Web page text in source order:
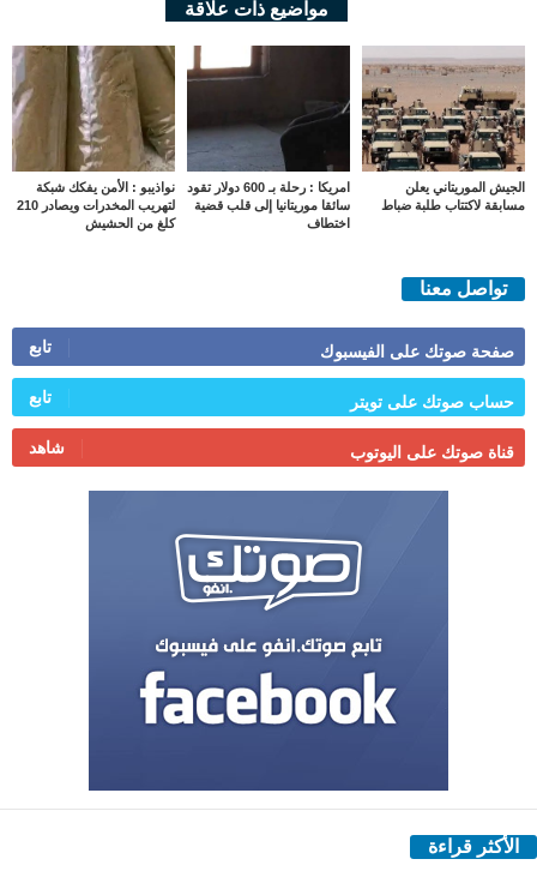
مواضيع ذات علاقة
الجيش الموريتاني يعلن
مسابقة لاكتتاب طلبة ضباط
امريكا : رحلة بـ 600 دولار تقود
سائقا موريتانيا إلى قلب قضية
اختطاف
نواذيبو : الأمن يفكك شبكة
لتهريب المخدرات ويصادر 210
كلغ من الحشيش
تواصل معنا
صفحة صوتك على الفيسبوك تابع
حساب صوتك على تويتر تابع
قناة صوتك على اليوتوب شاهد
الأكثر قراءة